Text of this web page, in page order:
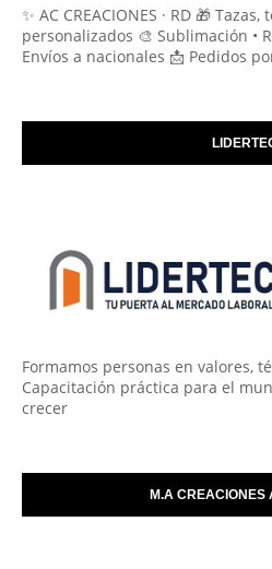
✨ AC CREACIONES · RD 🎁
personalizados 🎨 Sublimación •
Envíos a nacionales 📩 Pedidos
Formamos personas en valores,
Capacitación práctica para el
crecer
M.A CREACIONES